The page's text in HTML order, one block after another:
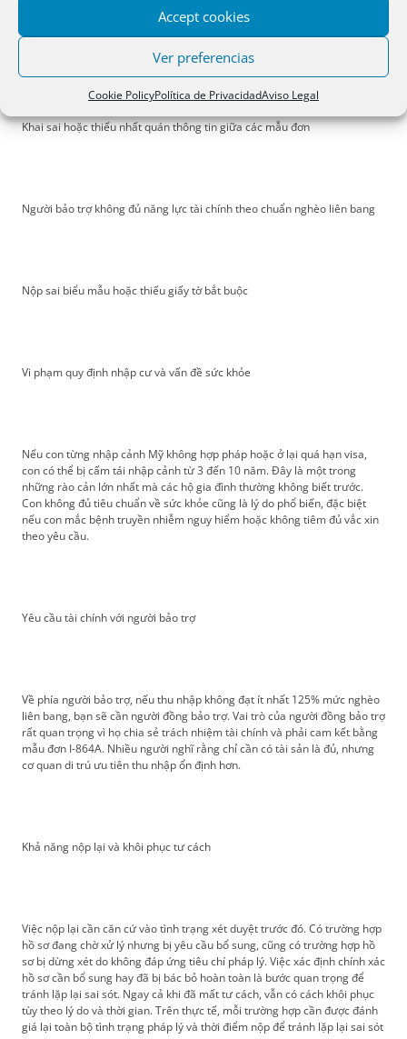
Accept cookies
Ver preferencias
Cookie PolicyPolítica de PrivacidadAviso Legal
Khai sai hoặc thiếu nhất quán thông tin giữa các mẫu đơn
Người bảo trợ không đủ năng lực tài chính theo chuẩn nghèo liên bang
Nộp sai biểu mẫu hoặc thiếu giấy tờ bắt buộc
Vi phạm quy định nhập cư và vấn đề sức khỏe
Nếu con từng nhập cảnh Mỹ không hợp pháp hoặc ở lại quá hạn visa,
con có thể bị cấm tái nhập cảnh từ 3 đến 10 năm. Đây là một trong
những rào cản lớn nhất mà các hộ gia đình thường không biết trước.
Con không đủ tiêu chuẩn về sức khỏe cũng là lý do phổ biến, đặc biệt
nếu con mắc bệnh truyền nhiễm nguy hiểm hoặc không tiêm đủ vắc xin
theo yêu cầu.
Yêu cầu tài chính với người bảo trợ
Về phía người bảo trợ, nếu thu nhập không đạt ít nhất 125% mức nghèo
liên bang, bạn sẽ cần người đồng bảo trợ. Vai trò của người đồng bảo trợ
rất quan trọng vì họ chia sẻ trách nhiệm tài chính và phải cam kết bằng
mẫu đơn I-864A. Nhiều người nghĩ rằng chỉ cần có tài sản là đủ, nhưng
cơ quan di trú ưu tiên thu nhập ổn định hơn.
Khả năng nộp lại và khôi phục tư cách
Việc nộp lại cần căn cứ vào tình trạng xét duyệt trước đó. Có trường hợp
hồ sơ đang chờ xử lý nhưng bị yêu cầu bổ sung, cũng có trường hợp hồ
sơ bị dừng xét do không đáp ứng tiêu chí pháp lý. Việc xác định chính xác
hồ sơ cần bổ sung hay đã bị bác bỏ hoàn toàn là bước quan trọng để
tránh lặp lại sai sót. Ngay cả khi đã mất tư cách, vẫn có cách khôi phục
tùy theo lý do và thời gian. Trên thực tế, mỗi trường hợp cần được đánh
giá lại toàn bộ tình trạng pháp lý và thời điểm nộp để tránh lặp lại sai sót